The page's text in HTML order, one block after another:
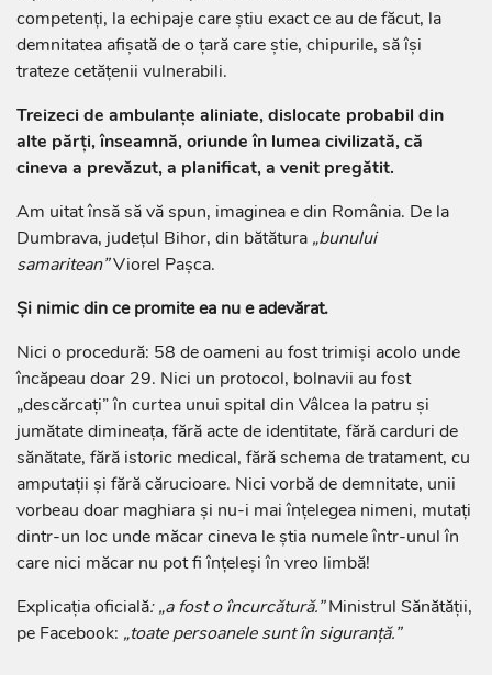
competenți, la echipaje care știu exact ce au de făcut, la
demnitatea afișată de o țară care știe, chipurile, să își
trateze cetățenii vulnerabili.
Treizeci de ambulanțe aliniate, dislocate probabil din
alte părți, înseamnă, oriunde în lumea civilizată, că
cineva a prevăzut, a planificat, a venit pregătit.
Am uitat însă să vă spun, imaginea e din România. De la
Dumbrava, județul Bihor, din bătătura „bunului
samaritean”Viorel Pașca.
Și nimic din ce promite ea nu e adevărat.
Nici o procedură: 58 de oameni au fost trimiși acolo unde
încăpeau doar 29. Nici un protocol, bolnavii au fost
„descărcați” în curtea unui spital din Vâlcea la patru și
jumătate dimineața, fără acte de identitate, fără carduri de
sănătate, fără istoric medical, fără schema de tratament, cu
amputații și fără cărucioare. Nici vorbă de demnitate, unii
vorbeau doar maghiara și nu-i mai înțelegea nimeni, mutați
dintr-un loc unde măcar cineva le știa numele într-unul în
care nici măcar nu pot fi înțeleși în vreo limbă!
Explicația oficială: „a fost o încurcătură.”Ministrul Sănătății,
pe Facebook: „toate persoanele sunt în siguranță.”